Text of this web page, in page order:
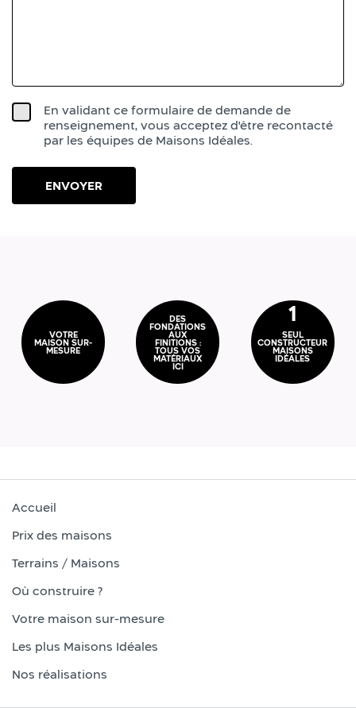
En validant ce formulaire de demande de
renseignement, vous acceptez d'être recontacté
par les équipes de Maisons Idéales.
VOTRE
MAISON SUR-
MESURE
DES
FONDATIONS
AUX
FINITIONS :
TOUS VOS
MATÉRIAUX
ICI
1
SEUL
CONSTRUCTEUR
MAISONS
IDÉALES
Accueil
Prix des maisons
Terrains / Maisons
Où construire ?
Votre maison sur-mesure
Les plus Maisons Idéales
Nos réalisations